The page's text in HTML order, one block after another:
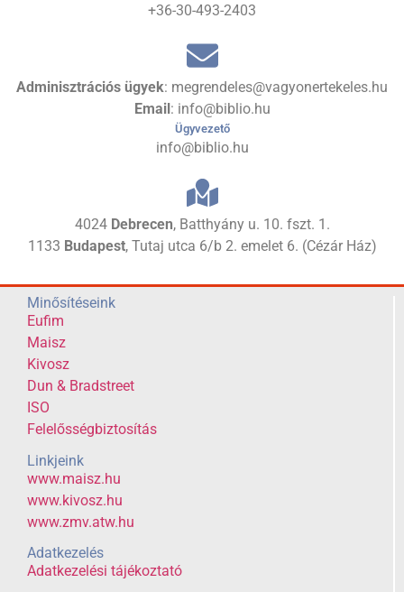
+36-30-493-2403
Adminisztrációs ügyek: megrendeles@vagyonertekeles.hu
Email: info@biblio.hu
Ügyvezető
info@biblio.hu
4024 Debrecen, Batthyány u. 10. fszt. 1.
1133 Budapest, Tutaj utca 6/b 2. emelet 6. (Cézár Ház)
Minősítéseink
Eufim
Maisz
Kivosz
Dun & Bradstreet
ISO
Felelősségbiztosítás
Linkjeink
www.maisz.hu
www.kivosz.hu
www.zmv.atw.hu
Adatkezelés
Adatkezelési tájékoztató